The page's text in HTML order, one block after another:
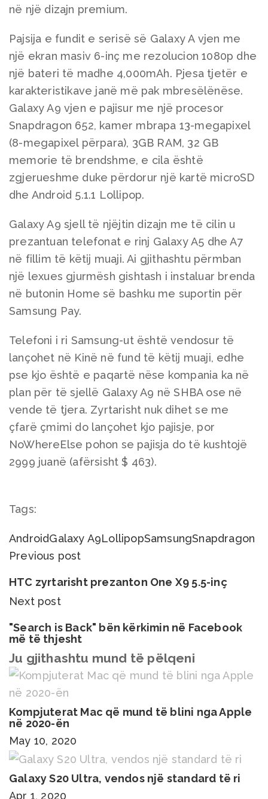
në një dizajn premium.
Pajsija e fundit e serisë së Galaxy A vjen me
një ekran masiv 6-inç me rezolucion 1080p dhe
një bateri të madhe 4,000mAh. Pjesa tjetër e
karakteristikave janë më pak mbresëlënëse.
Galaxy A9 vjen e pajisur me një procesor
Snapdragon 652, kamer mbrapa 13-megapixel
(8-megapixel përpara), 3GB RAM, 32 GB
memorie të brendshme, e cila është
zgjerueshme duke përdorur një kartë microSD
dhe Android 5.1.1 Lollipop.
Galaxy A9 sjell të njëjtin dizajn me të cilin u
prezantuan telefonat e rinj Galaxy A5 dhe A7
në fillim të këtij muaji. Ai gjithashtu përmban
një lexues gjurmësh gishtash i instaluar brenda
në butonin Home së bashku me suportin për
Samsung Pay.
Telefoni i ri Samsung-ut është vendosur të
lançohet në Kinë në fund të këtij muaji, edhe
pse kjo është e paqartë nëse kompania ka në
plan për të sjellë Galaxy A9 në SHBA ose në
vende të tjera. Zyrtarisht nuk dihet se me
çfarë çmimi do lançohet kjo pajisje, por
NoWhereElse pohon se pajisja do të kushtojë
2999 juanë (afërsisht $ 463).
Tags:
AndroidGalaxy A9LollipopSamsungSnapdragon
Previous post
HTC zyrtarisht prezanton One X9 5.5-inç
Next post
"Search is Back" bën kërkimin në Facebook
më të thjesht
Ju gjithashtu mund të pëlqeni
Kompjuterat Mac që mund të blini nga Apple
në 2020-ën
May 10, 2020
Galaxy S20 Ultra, vendos një standard të ri
Apr 1, 2020